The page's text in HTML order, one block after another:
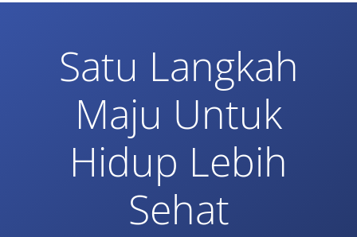
Satu Langkah
Maju Untuk
Hidup Lebih
Sehat